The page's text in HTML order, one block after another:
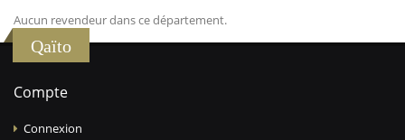
Aucun revendeur dans ce département.
Qaïto
Compte
Connexion